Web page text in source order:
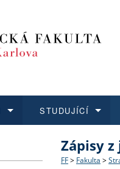
Struktura
Co
STUDUJÍCÍ
O vědě a
Aktuální
Zápisy
FF > Fakulta >